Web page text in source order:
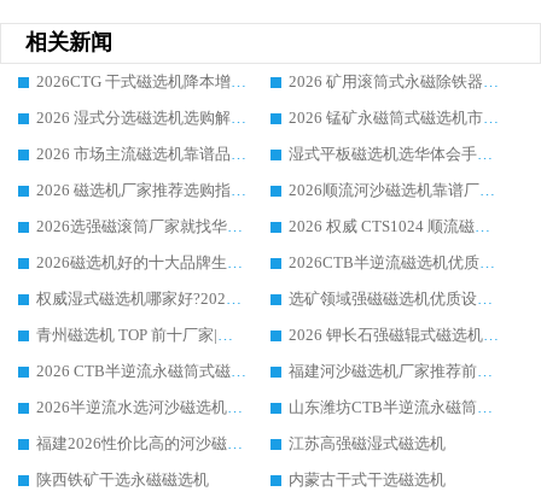
相关新闻
2026CTG 干式磁选机降本增效选购指南 选矿行业口碑稳定专业生产强者盘点
2026 矿用滚筒式永磁除铁器厂家榜单 行业实力派源头厂商选购干货指南
2026 湿式分选磁选机选购解析，华体会手机网页版-华体会(中国) 设备综合实力详解
2026 锰矿永磁筒式磁选机市场主流客户推荐生产厂家口碑精选
2026 市场主流磁选机靠谱品牌推荐 案例厂家华体会手机网页版-华体会(中国) 大众倾心之选
湿式平板磁选机选华体会手机网页版-华体会(中国) _2026靠谱厂家收获各地客户良好评价
2026 磁选机厂家推荐选购指南，实地走访参考华体会手机网页版-华体会(中国) 合作口碑表现
2026顺流河沙磁选机靠谱厂家推荐 华体会手机网页版-华体会(中国) 实力口碑精选
2026选强磁滚筒厂家就找华体会手机网页版-华体会(中国) _口碑过硬用料扎实_性价比优势突出
2026 权威 CTS1024 顺流磁选机精选生产厂家优质设备推荐
2026磁选机好的十大品牌生产厂家排名|华体会手机网页版-华体会(中国) 凭实力入磅
2026CTB半逆流磁选机优质厂家推荐：华体会手机网页版-华体会(中国) ，行业标杆生产厂家
权威湿式磁选机哪家好?2026 实测榜单出炉，潍坊华体会手机网页版-华体会(中国) 大厂实力领跑
选矿领域强磁磁选机优质设备推荐榜 TOP1：潍坊华体会手机网页版-华体会(中国) 凭实力出圈
青州磁选机 TOP 前十厂家|靠谱品牌怎么选?潍坊华体会手机网页版-华体会(中国) 实力出圈
2026 钾长石强磁辊式磁选机靠谱厂家 TOP 榜：潍坊华体会手机网页版-华体会(中国) 凭硬核实力领跑行业
2026 CTB半逆流永磁筒式磁选机厂家如何选择，选华体会手机网页版-华体会(中国) 原因，硬核实测不踩坑指南
福建河沙磁选机厂家推荐前三，华体会手机网页版-华体会(中国) 磁选机解锁资源利用新路径
2026半逆流水选河沙磁选机生产厂家：解锁河沙分选高效新路径
山东潍坊CTB半逆流永磁筒式河沙磁选机生产厂家如何高效除铁提纯
福建2026性价比高的河沙磁选机生产厂家工作原理(通俗 + 专业双版，适配产品文案/介绍使用)
江苏高强磁湿式磁选机
陕西铁矿干选永磁磁选机
内蒙古干式干选磁选机